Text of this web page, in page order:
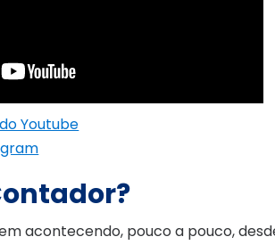
Youtube
acontecendo, pouco a pouco,